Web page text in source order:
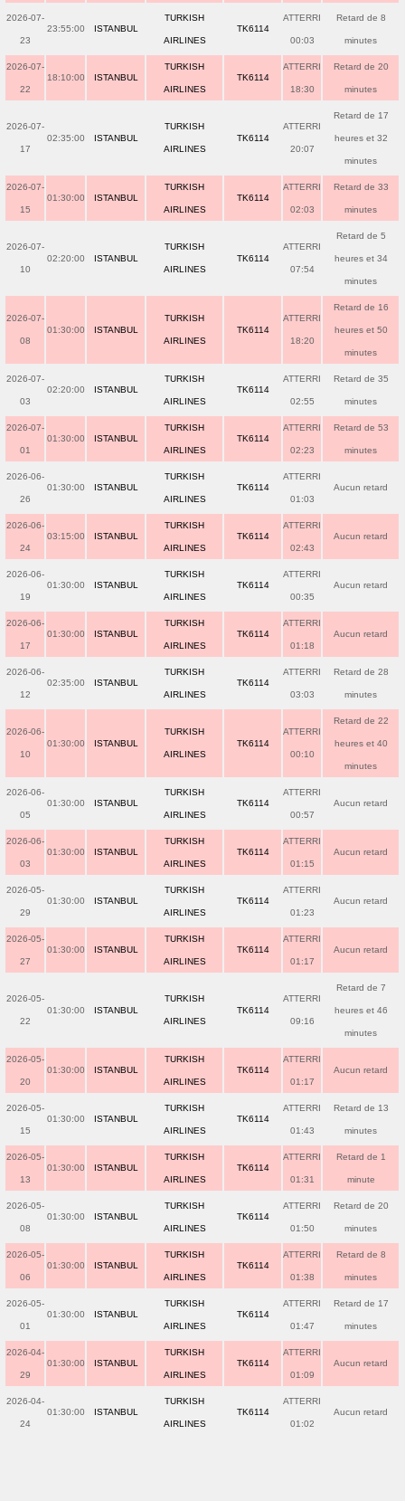
2026-07-
23
23:55:00 ISTANBUL
TURKISH
AIRLINES
TK6114
ATTERRI
00:03
Retard de 8
minutes
2026-07-
22
18:10:00 ISTANBUL
TURKISH
AIRLINES
TK6114
ATTERRI
18:30
Retard de 20
minutes
2026-07-
17
02:35:00 ISTANBUL
TURKISH
AIRLINES
TK6114
ATTERRI
20:07
Retard de 17
heures et 32
minutes
2026-07-
15
01:30:00 ISTANBUL
TURKISH
AIRLINES
TK6114
ATTERRI
02:03
Retard de 33
minutes
2026-07-
10
02:20:00 ISTANBUL
TURKISH
AIRLINES
TK6114
ATTERRI
07:54
Retard de 5
heures et 34
minutes
2026-07-
08
01:30:00 ISTANBUL
TURKISH
AIRLINES
TK6114
ATTERRI
18:20
Retard de 16
heures et 50
minutes
2026-07-
03
02:20:00 ISTANBUL
TURKISH
AIRLINES
TK6114
ATTERRI
02:55
Retard de 35
minutes
2026-07-
01
01:30:00 ISTANBUL
TURKISH
AIRLINES
TK6114
ATTERRI
02:23
Retard de 53
minutes
2026-06-
26
01:30:00 ISTANBUL
TURKISH
AIRLINES
TK6114
ATTERRI
01:03
Aucun retard
2026-06-
24
03:15:00 ISTANBUL
TURKISH
AIRLINES
TK6114
ATTERRI
02:43
Aucun retard
2026-06-
19
01:30:00 ISTANBUL
TURKISH
AIRLINES
TK6114
ATTERRI
00:35
Aucun retard
2026-06-
17
01:30:00 ISTANBUL
TURKISH
AIRLINES
TK6114
ATTERRI
01:18
Aucun retard
2026-06-
12
02:35:00 ISTANBUL
TURKISH
AIRLINES
TK6114
ATTERRI
03:03
Retard de 28
minutes
2026-06-
10
01:30:00 ISTANBUL
TURKISH
AIRLINES
TK6114
ATTERRI
00:10
Retard de 22
heures et 40
minutes
2026-06-
05
01:30:00 ISTANBUL
TURKISH
AIRLINES
TK6114
ATTERRI
00:57
Aucun retard
2026-06-
03
01:30:00 ISTANBUL
TURKISH
AIRLINES
TK6114
ATTERRI
01:15
Aucun retard
2026-05-
29
01:30:00 ISTANBUL
TURKISH
AIRLINES
TK6114
ATTERRI
01:23
Aucun retard
2026-05-
27
01:30:00 ISTANBUL
TURKISH
AIRLINES
TK6114
ATTERRI
01:17
Aucun retard
2026-05-
22
01:30:00 ISTANBUL
TURKISH
AIRLINES
TK6114
ATTERRI
09:16
Retard de 7
heures et 46
minutes
2026-05-
20
01:30:00 ISTANBUL
TURKISH
AIRLINES
TK6114
ATTERRI
01:17
Aucun retard
2026-05-
15
01:30:00 ISTANBUL
TURKISH
AIRLINES
TK6114
ATTERRI
01:43
Retard de 13
minutes
2026-05-
13
01:30:00 ISTANBUL
TURKISH
AIRLINES
TK6114
ATTERRI
01:31
Retard de 1
minute
2026-05-
08
01:30:00 ISTANBUL
TURKISH
AIRLINES
TK6114
ATTERRI
01:50
Retard de 20
minutes
2026-05-
06
01:30:00 ISTANBUL
TURKISH
AIRLINES
TK6114
ATTERRI
01:38
Retard de 8
minutes
2026-05-
01
01:30:00 ISTANBUL
TURKISH
AIRLINES
TK6114
ATTERRI
01:47
Retard de 17
minutes
2026-04-
29
01:30:00 ISTANBUL
TURKISH
AIRLINES
TK6114
ATTERRI
01:09
Aucun retard
2026-04-
24
01:30:00 ISTANBUL
TURKISH
AIRLINES
TK6114
ATTERRI
01:02
Aucun retard